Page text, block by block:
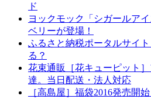
ド
ヨックモック「シガールア
ベリーが登場！
ふるさと納税ポータルサイ
る？
花束通販［花キューピット
達。当日配送・法人対応
［高島屋］福袋2016発売開